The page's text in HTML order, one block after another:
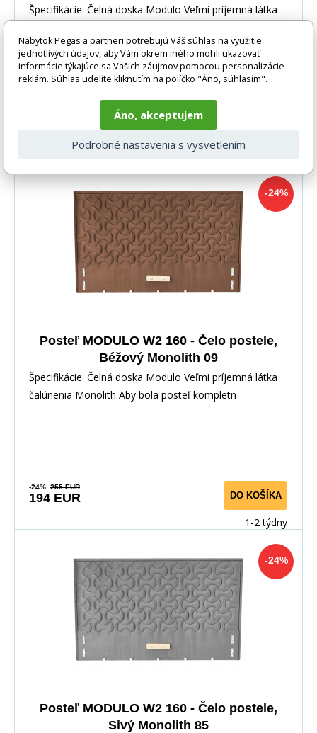
Špecifikácie: Čelná doska Modulo Veľmi príjemná látka
-24%
Posteľ MODULO W2 160 - Čelo postele,
Béžový Monolith 09
Špecifikácie: Čelná doska Modulo Veľmi príjemná látka
čalúnenia Monolith Aby bola posteľ kompletn
-24% 255 EUR
194 EUR DO KOŠÍKA
1-2 týdny
-24%
Posteľ MODULO W2 160 - Čelo postele,
Sivý Monolith 85
Nábytok Pegas a partneri potrebujú Váš súhlas na využitie
jednotlivých údajov, aby Vám okrem iného mohli ukazovať
informácie týkajúce sa Vašich záujmov pomocou personalizácie
reklám. Súhlas udelíte kliknutím na políčko "Áno, súhlasím".
Áno, akceptujem
Podrobné nastavenia s vysvetlením